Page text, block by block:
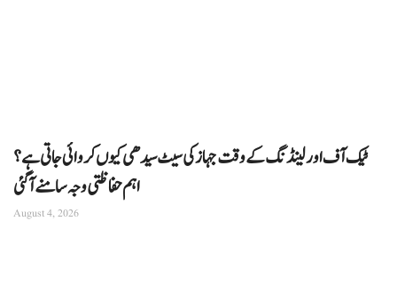
ٹیک آف اور لینڈنگ کے وقت جہاز کی سیٹ سیدھی کیوں کروائی جاتی ہے؟
اہم حفاظتی وجہ سامنے آگئی
August 4, 2026